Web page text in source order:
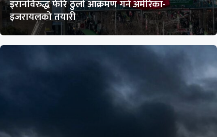
इरानविरुद्ध फेरि ठुलो आक्रमण गर्ने अमेरिका-
इजरायलको तयारी